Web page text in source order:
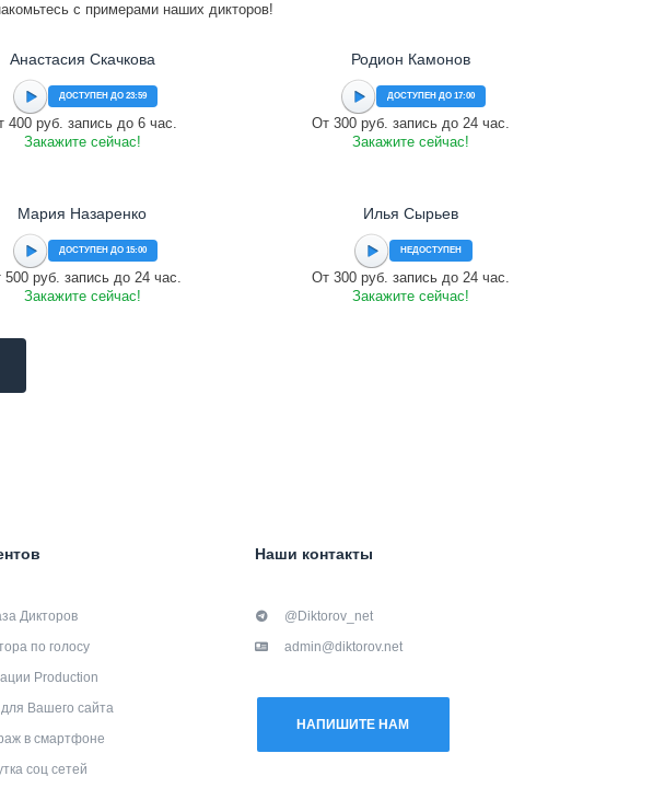
с примерами наших дикторов!
Анастасия Скачкова
ДОСТУПЕН ДО 23:59
400 руб. запись до 6 час.
Закажите сейчас!
Родион Камонов
ДОСТУПЕН ДО 17:00
От 300 руб. запись до 24 час.
Закажите сейчас!
Мария Назаренко
ДОСТУПЕН ДО 15:00
500 руб. запись до 24 час.
Закажите сейчас!
Илья Сырьев
НЕДОСТУПЕН
От 300 руб. запись до 24 час.
Закажите сейчас!
Дикторов
по голосу
Production
Вашего сайта
в смартфоне
соц сетей
Наши контакты
@Diktorov_net
admin@diktorov.net
НАПИШИТЕ НАМ